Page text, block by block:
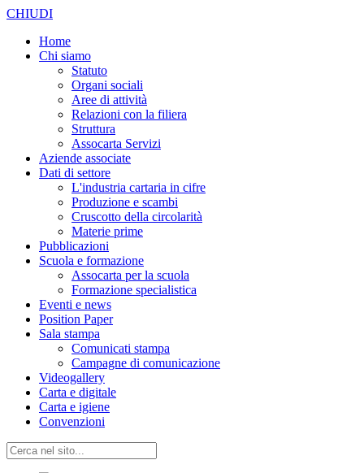
CHIUDI
Home
Chi siamo
Statuto
Organi sociali
Aree di attività
Relazioni con la filiera
Struttura
Assocarta Servizi
Aziende associate
Dati di settore
L'industria cartaria in cifre
Produzione e scambi
Cruscotto della circolarità
Materie prime
Pubblicazioni
Scuola e formazione
Assocarta per la scuola
Formazione specialistica
Eventi e news
Position Paper
Sala stampa
Comunicati stampa
Campagne di comunicazione
Videogallery
Carta e digitale
Carta e igiene
Convenzioni